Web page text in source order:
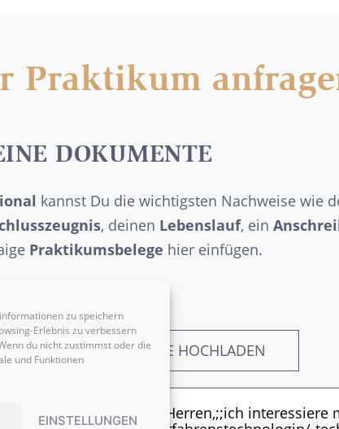
zu speichern
Erlebnis zu verbessern
du nicht zustimmst oder die
und Funktionen
EINSTELLUNGEN
Praktikum
DOKUMENTE
kannst Du die wichtigsten Nachweise wie
, deinen Lebenslauf, ein
Praktikumsbelege hier einfügen.
WEITERE DOKUMENTE HOCHLADEN